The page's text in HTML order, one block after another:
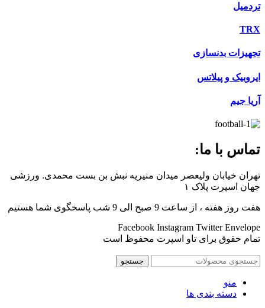
تردمیل
TRX
تجهیزات بدنسازی
ایروبیک و پیلاتس
آریا جیم
تماس با ما:
تهران خیابان ولیعصر میدان منیریه نبش بن بست محمدی. ورزشی
جهان اسپرت پلاک ۱
هفت روز هفته ، از ساعت 9 صبح الی 9 شب پاسخگوی شما هستیم
Facebook Instagram Twitter Envelope
تمام حقوق برای تاو اسپرت محفوظ است
جستجو
منو
دسته بندی ها